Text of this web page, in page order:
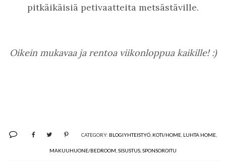
pitkäikäisiä petivaatteita metsästäville.
Oikein mukavaa ja rentoa viikonloppua kaikille! :)
CATEGORY: BLOGIYHTEISTYÖ KOTI/HOME LUHTA HOME
MAKUUHUONE/BEDROOM SISUSTUS SPONSOROITU